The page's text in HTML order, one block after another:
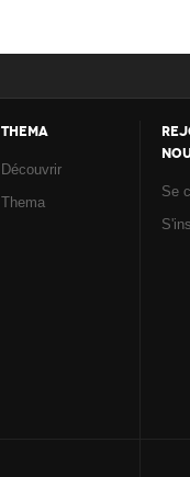
THEMA
Découvrir
Thema
Se